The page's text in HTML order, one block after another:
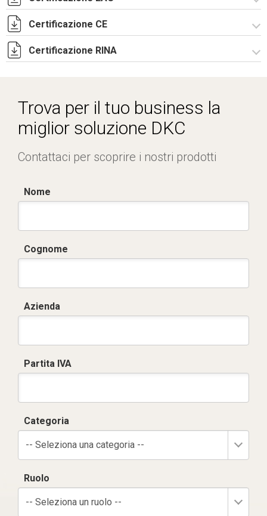
UKCA Declaration - CAE Rev.01.pdf
Lettera di esenzione EAC armadi CQE e CAE.pdf
Certificazione CE
Certificato TUV -
Certificazione RINA
Trova per il tuo business la
miglior soluzione DKC
Contattaci per scoprire i nostri prodotti
Nome
Cognome
Azienda
Partita IVA
Categoria
-- Seleziona una categoria --
Ruolo
-- Seleziona un ruolo --